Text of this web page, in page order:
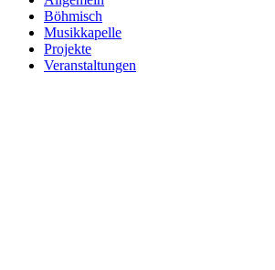
Böhmisch
Musikkapelle
Projekte
Veranstaltungen